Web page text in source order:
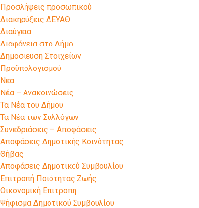
Προσλήψεις προσωπικού
Διακηρύξεις ΔΕΥΑΘ
Διαύγεια
Διαφάνεια στο Δήμο
Δημοσίευση Στοιχείων
Προϋπολογισμού
Νεα
Νέα – Ανακοινώσεις
Τα Νέα του Δήμου
Τα Νέα των Συλλόγων
Συνεδριάσεις – Αποφάσεις
Αποφάσεις Δημοτικής Κοινότητας
Θήβας
Αποφάσεις Δημοτικού Συμβουλίου
Επιτροπή Ποιότητας Ζωής
Οικονομική Επιτροπη
Ψήφισμα Δημοτικού Συμβουλίου